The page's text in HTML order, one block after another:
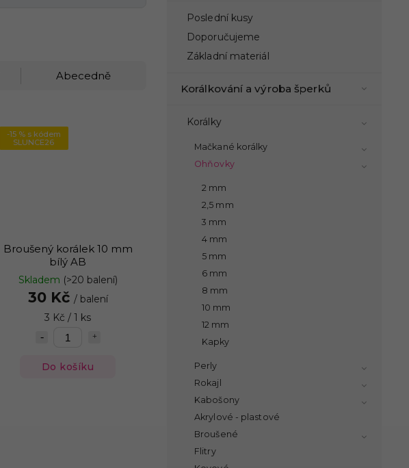
Poslední kusy
Doporučujeme
Základní materiál
Korálkování a výroba šperků
Korálky
Mačkané korálky
Ohňovky
2 mm
2,5 mm
3 mm
4 mm
5 mm
6 mm
8 mm
10 mm
12 mm
Kapky
Perly
Rokajl
Kabošony
Akrylové - plastové
Broušené
Flitry
Abecedně
-15 % s kódem
SLUNCE26
Broušený korálek 10 mm
bílý AB
Skladem (>20 balení)
30 Kč / balení
3 Kč / 1 ks
Do košíku